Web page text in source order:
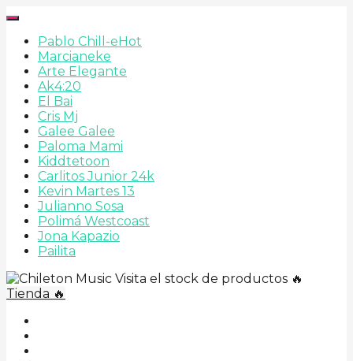
Pablo Chill-eHot
Marcianeke
Arte Elegante
Ak4:20
El Bai
Cris Mj
Galee Galee
Paloma Mami
Kiddtetoon
Carlitos Junior 24k
Kevin Martes 13
Julianno Sosa
Polimá Westcoast
Jona Kapazio
Pailita
Visita el stock de productos 🔥
Tienda 🔥